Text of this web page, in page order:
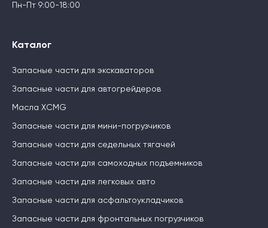
Пн-Пт 9:00-18:00
Каталог
Запасные части для экскаваторов
Запасные части для автогрейдеров
Масла XCMG
Запасные части для мини-погрузчиков
Запасные части для седельных тягачей
Запасные части для самоходных подъемников
Запасные части для легковых авто
Запасные части для асфальтоукладчиков
Запасные части для фронтальных погрузчиков